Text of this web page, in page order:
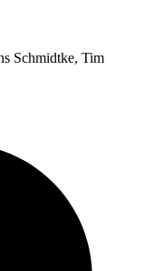
Schmidtke, Tim